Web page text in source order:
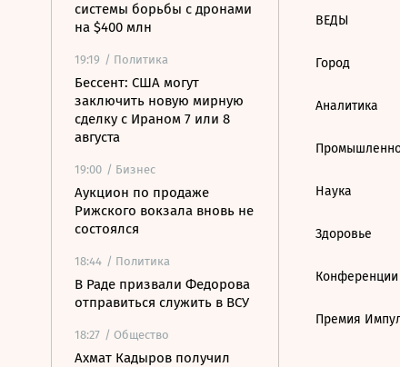
системы борьбы с дронами
на $400 млн
19:19 / Политика
Бессент: США могут
заключить новую мирную
сделку с Ираном 7 или 8
августа
19:00 / Бизнес
Аукцион по продаже
Рижского вокзала вновь не
состоялся
18:44 / Политика
В Раде призвали Федорова
отправиться служить в ВСУ
18:27 / Общество
Ахмат Кадыров получил
ВЕДЫ
Город
Аналитика
Наука
Здоровье
Конференции
Премия